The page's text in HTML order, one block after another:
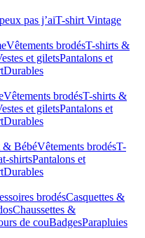
pas j’aiT-shirt Vintage
Vêtements brodésT-shirts &
et giletsPantalons et
Durables
Vêtements brodésT-shirts &
et giletsPantalons et
Durables
& BébéVêtements brodésT-
shirtsPantalons et
Durables
brodésCasquettes &
Chaussettes &
de couBadgesParapluies